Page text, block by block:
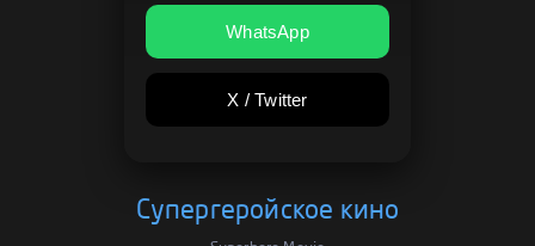
WhatsApp
X / Twitter
Супергеройское кино